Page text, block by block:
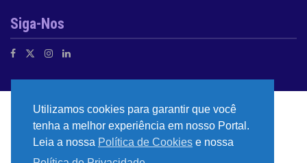
Siga-Nos
Utilizamos cookies para garantir que você
tenha a melhor experiência em nosso Portal.
Leia a nossa Política de Cookies e nossa